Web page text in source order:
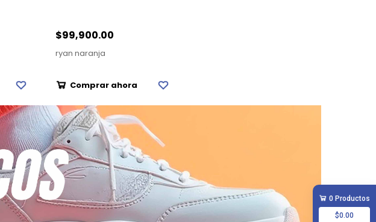
$99,900.00
ryan naranja
Comprar ahora
0 Productos
$0.00